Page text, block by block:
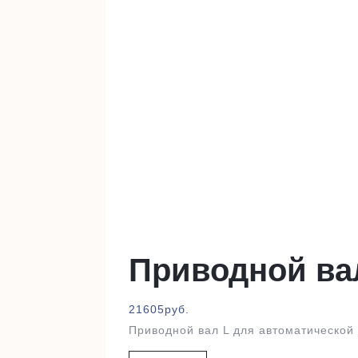
Приводной
21605руб.
Приводной вал L для автоматической